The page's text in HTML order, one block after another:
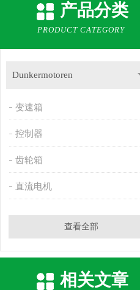
产品分类
PRODUCT CATEGORY
Dunkermotoren
变速箱
控制器
齿轮箱
直流电机
查看全部
相关文章